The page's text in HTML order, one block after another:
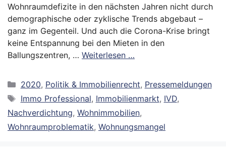
Wohnraumdefizite in den nächsten Jahren nicht durch
demographische oder zyklische Trends abgebaut –
ganz im Gegenteil. Und auch die Corona-Krise bringt
keine Entspannung bei den Mieten in den
Ballungszentren, … Weiterlesen …
Kategorien
2020, Politik & Immobilienrecht, Pressemeldungen
Schlagwörter
Immo Professional, Immobilienmarkt, IVD,
Nachverdichtung, Wohnimmobilien,
Wohnraumproblematik, Wohnungsmangel